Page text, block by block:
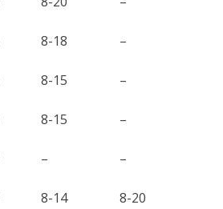
8-18 –
8-15 –
8-15 –
– –
8-14 8-20